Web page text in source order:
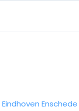
Eindhoven Enschede